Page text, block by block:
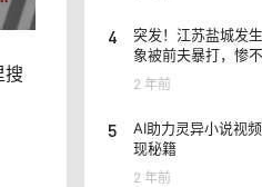
搜
4
突发！江苏盐城发
象被前夫暴打，惨不
2 年前
5
AI助力灵异小说视
现秘籍
2 年前